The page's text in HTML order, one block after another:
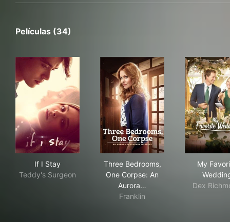
Películas (34)
If I Stay
Teddy's Surgeon
Three Bedrooms,
One Corpse: An
Aurora…
Franklin
My
Dex